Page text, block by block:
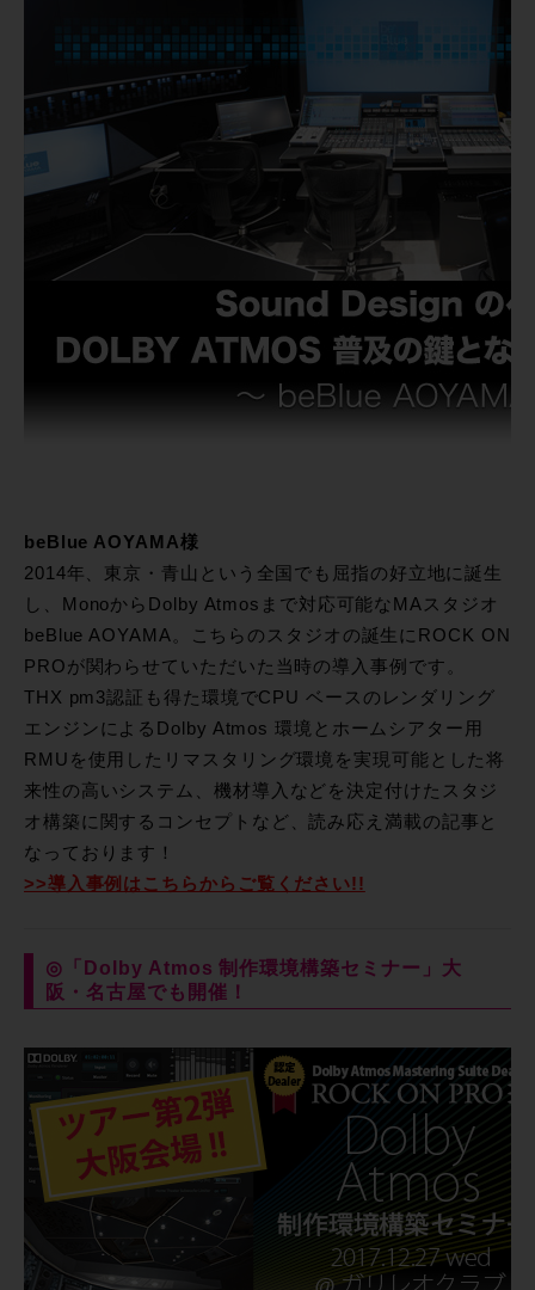
beBlue AOYAMA様
2014年、東京・青山という全国でも屈指の好立地に誕生
し、MonoからDolby Atmosまで対応可能なMAスタジオ
beBlue AOYAMA。こちらのスタジオの誕生にROCK ON
PROが関わらせていただいた当時の導入事例です。
THX pm3認証も得た環境でCPU ベースのレンダリング
エンジンによるDolby Atmos 環境とホームシアター用
RMUを使用したリマスタリング環境を実現可能とした将
来性の高いシステム、機材導入などを決定付けたスタジ
オ構築に関するコンセプトなど、読み応え満載の記事と
なっております！
>>導入事例はこちらからご覧ください!!
◎「Dolby Atmos 制作環境構築セミナー」大
阪・名古屋でも開催！